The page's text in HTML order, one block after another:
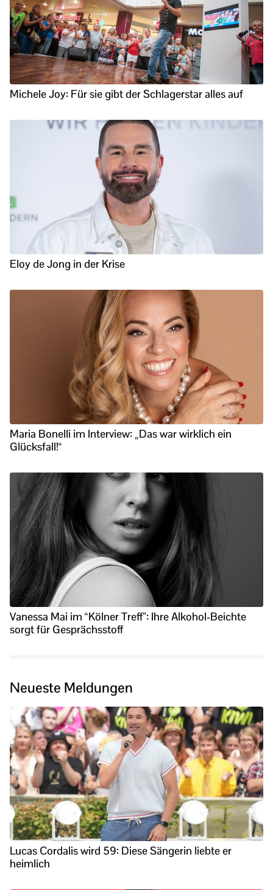
Michele Joy: Für sie gibt der Schlagerstar alles auf
Eloy de Jong in der Krise
Maria Bonelli im Interview: „Das war wirklich ein
Glücksfall!“
Vanessa Mai im “Kölner Treff”: Ihre Alkohol-Beichte
sorgt für Gesprächsstoff
Neueste Meldungen
Lucas Cordalis wird 59: Diese Sängerin liebte er
heimlich